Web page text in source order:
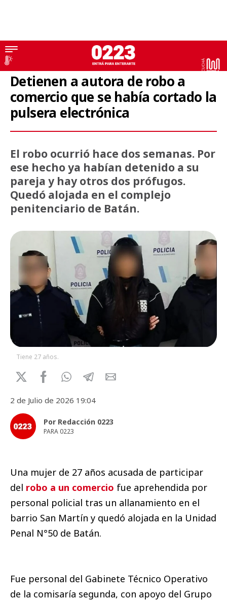
Robo
Detienen a autora de robo a
comercio que se había cortado la
pulsera electrónica
El robo ocurrió hace dos semanas. Por
ese hecho ya habían detenido a su
pareja y hay otros dos prófugos.
Quedó alojada en el complejo
penitenciario de Batán.
Tiene 27 años.
2 de Julio de 2026 19:04
Por Redacción 0223
PARA 0223
Una mujer de 27 años acusada de participar
del robo a un comercio fue aprehendida por
personal policial tras un allanamiento en el
barrio San Martín y quedó alojada en la Unidad
Penal N°50 de Batán.
Fue personal del Gabinete Técnico Operativo
de la comisaría segunda, con apoyo del Grupo